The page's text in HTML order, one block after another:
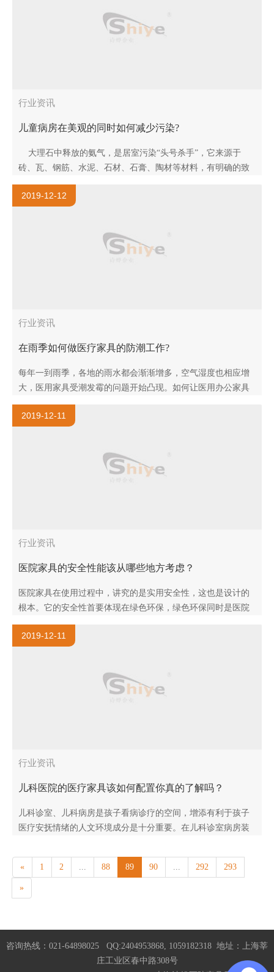
行业资讯
儿童病房在美观的同时如何减少污染?
大理石中释放的氨气，是居室污染“头号杀手”，它来源于
砖、瓦、钢筋、水泥、石材、石膏、陶材等材料，有明确的致
癌作用，直接杀死杀伤人的肌体细胞，如果杀伤的细胞发..
2019-12-12
行业资讯
在雨季如何做医疗家具的防潮工作?
每年一到雨季，各地的雨水都会渐渐增多，空气湿度也相应增
大，医用家具受潮发霉的问题开始凸现。如何让医用办公家具
防霉，定是大家很烦恼的问题。下面上海诗烨来教大家医用办
公家具防霉小知识。..
2019-12-11
行业资讯
医院家具的安全性能该从哪些地方考虑？
医院家具在使用过程中，讲究的是实用安全性，这也是设计的
根本。它的安全性首要体现在绿色环保，绿色环保同时是医院
家具采购的首要标准。要求所使用的板材须达到绿色环保的规
定指标，在使用中不..
2019-12-11
行业资讯
儿科医院的医疗家具该如何配置你真的了解吗？
儿科诊室、儿科病房是孩子看病诊疗的空间，增添有利于孩子
医疗安抚情绪的人文环境成分是十分重要。在儿科诊室病房装
具。科学合理地装潢..
«
1 2 ... 88 89 90 ... 292 293
»
咨询热线：021-64898025 QQ:2404953868, 1059182318 地址：上海莘
庄工业区春中路308号